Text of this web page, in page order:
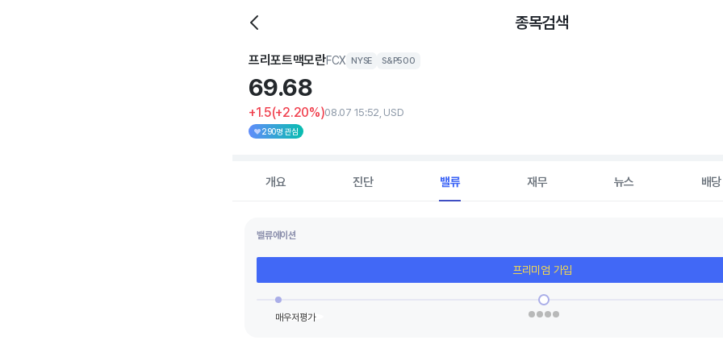
종목검색
프리포트맥모란FCX NYSE S&P500
69.68
+1.5(+2.20%)08.07 15:52, USD
290명 관심
개요 진단 밸류 재무 뉴스 배당
밸류에이션
프리미엄 가입